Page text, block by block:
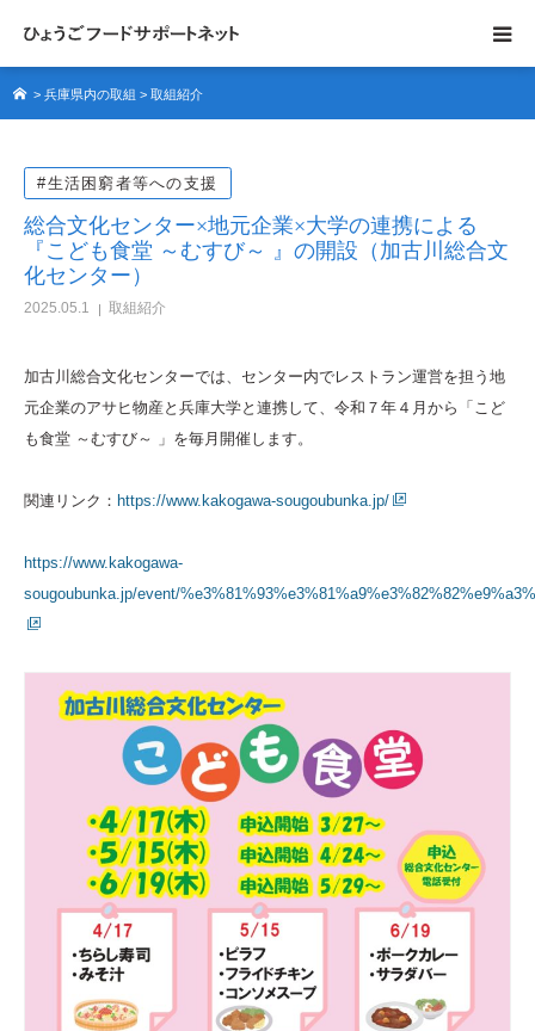
>兵庫県内の取組 >取組紹介
#生活困窮者等への支援
総合文化センター×地元企業×大学の連携による
『こども食堂 ～むすび～ 』の開設（加古川総合文
化センター）
2025.05.1 取組紹介
加古川総合文化センターでは、センター内でレストラン運営を担う地
元企業のアサヒ物産と兵庫大学と連携して、令和７年４月から「こど
も食堂 ～むすび～ 」を毎月開催します。
関連リンク： https://www.kakogawa-sougoubunka.jp/
https://www.kakogawa-
sougoubunka.jp/event/
フードサポートネットについて
サポーター紹介
サポートネットの取組
県内の取組
協力募集